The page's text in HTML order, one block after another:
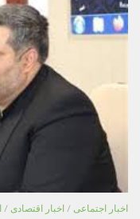
اخبار اجتماعی / اخبار اقتصادی /